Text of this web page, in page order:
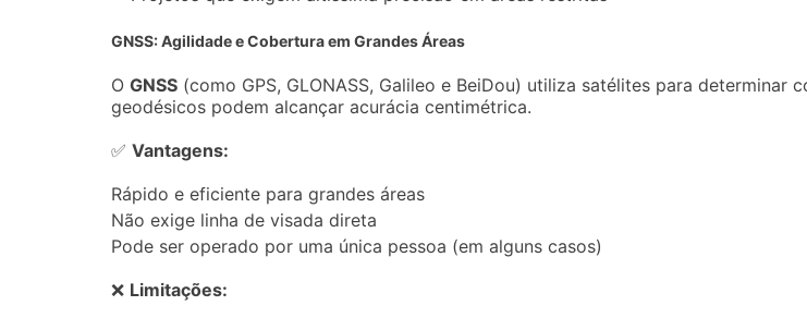
GNSS: Agilidade e Cobertura em Grandes Áreas
O GNSS (como GPS, GLONASS, Galileo e BeiDou) utiliza satélites para
geodésicos podem alcançar acurácia centimétrica.
✅ Vantagens:
Rápido e eficiente para grandes áreas
Não exige linha de visada direta
Pode ser operado por uma única pessoa (em alguns casos)
❌ Limitações: